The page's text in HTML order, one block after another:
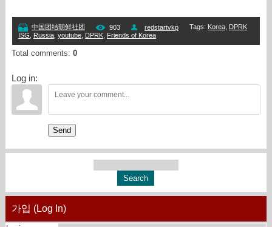
中国团结朝鲜社团 903 redstartvkp Tags: Korea, DPRK
ISG
Russia, youtube, DPRK, Friends of Korea
Total comments: 0
Log in:
Send
가입 (Log In)